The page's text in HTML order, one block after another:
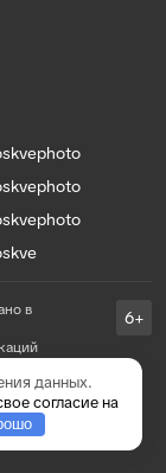
в
ЭЛ №
в
6+
данных.
согласие на